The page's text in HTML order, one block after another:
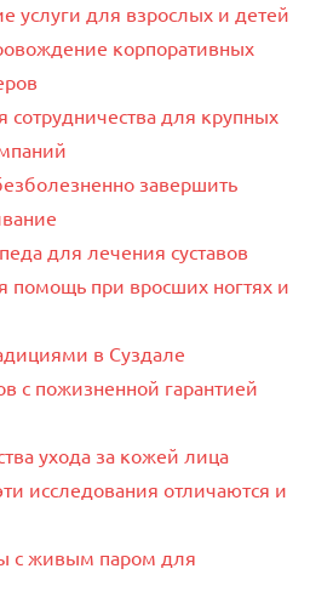
услуги для взрослых и детей
корпоративных
сотрудничества для крупных
завершить
для лечения суставов
помощь при вросших ногтях и
в Суздале
с пожизненной гарантией
ухода за кожей лица
исследования отличаются и
с живым паром для